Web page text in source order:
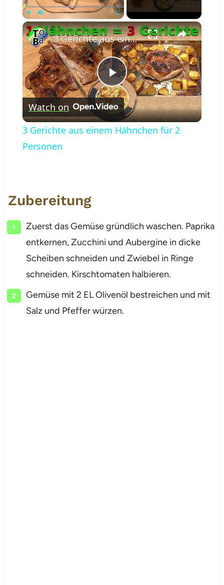
Play Unmute Fullscreen ×
Play
Video
3 Gerichte aus einem Hähnchen für 2 Personen
Watch on
3 Gerichte aus einem Hähnchen für 2
Personen
Zubereitung
Zuerst das Gemüse gründlich waschen. Paprika
entkernen, Zucchini und Aubergine in dicke
Scheiben schneiden und Zwiebel in Ringe
schneiden. Kirschtomaten halbieren.
Gemüse mit 2 EL Olivenöl bestreichen und mit
Salz und Pfeffer würzen.